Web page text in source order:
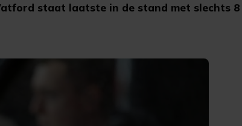
staat laatste in de stand met slechts